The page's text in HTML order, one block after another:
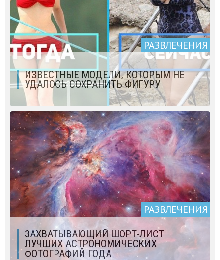
РАЗВЛЕЧЕНИЯ
ИЗВЕСТНЫЕ МОДЕЛИ, КОТОРЫМ НЕ
УДАЛОСЬ СОХРАНИТЬ ФИГУРУ
РАЗВЛЕЧЕНИЯ
ЗАХВАТЫВАЮЩИЙ ШОРТ-ЛИСТ
ЛУЧШИХ АСТРОНОМИЧЕСКИХ
ФОТОГРАФИЙ ГОДА